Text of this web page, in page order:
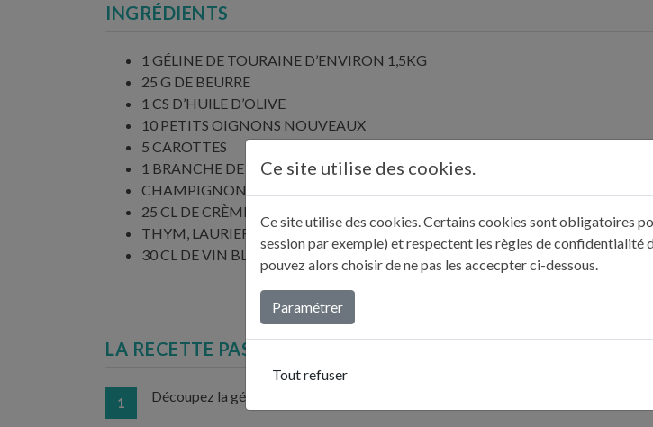
INGRÉDIENTS
1 GÉLINE DE TOURAINE D’ENVIRON 1,5KG
25 G DE BEURRE
1 CS D’HUILE D’OLIVE
10 PETITS OIGNONS NOUVEAUX
5 CAROTTES
1 BRANCHE DE CÉLERI
CHAMPIGNONS DE SAISON
25 CL DE CRÈME FRAICHE
THYM, LAURIER
30 CL DE VIN BLANC
LA RECETTE PAS À PAS...
1 Découpez la géline en 6. Faites revenir les morceaux dans une cocotte, dans du
Ce site utilise des cookies.
Ce site utilise des cookies. Certains cookies sont obligatoires
session par exemple) et respectent les règles de confidentialité
pouvez alors choisir de ne pas les accecpter ci-dessous.
Paramétrer
Tout refuser